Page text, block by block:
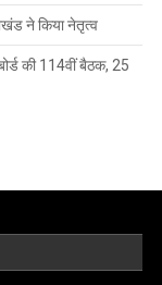
ने किया नेतृत्व
की 114वीं बैठक, 25